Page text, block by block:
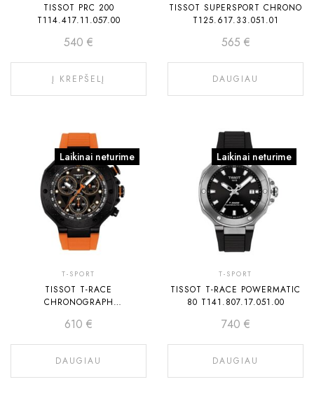
TISSOT PRC 200
T114.417.11.057.00
540 €
Į KREPŠELĮ
TISSOT SUPERSPORT CHRONO
T125.617.33.051.01
565 €
DAUGIAU
Laikinai neturime
T-SPORT
TISSOT T-RACE
CHRONOGRAPH
610 €
DAUGIAU
Laikinai neturime
T-SPORT
TISSOT T-RACE POWERMATIC
80 T141.807.17.051.00
740 €
DAUGIAU